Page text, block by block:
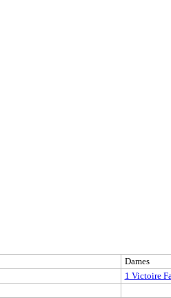
Dames
1 Victoire